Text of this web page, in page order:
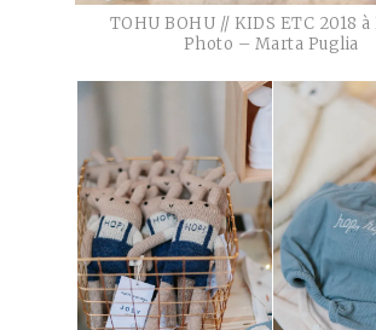
TOHU BOHU // KIDS ETC 2018
Photo – Marta Puglia